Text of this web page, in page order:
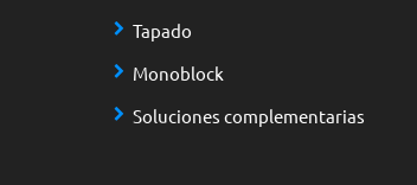
Tapado
Monoblock
Soluciones complementarias